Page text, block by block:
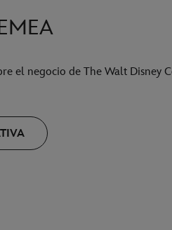
el negocio de The Walt Disney